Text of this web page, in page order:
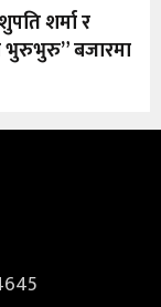
शर्मा र
भुरुभुरु” बजारमा